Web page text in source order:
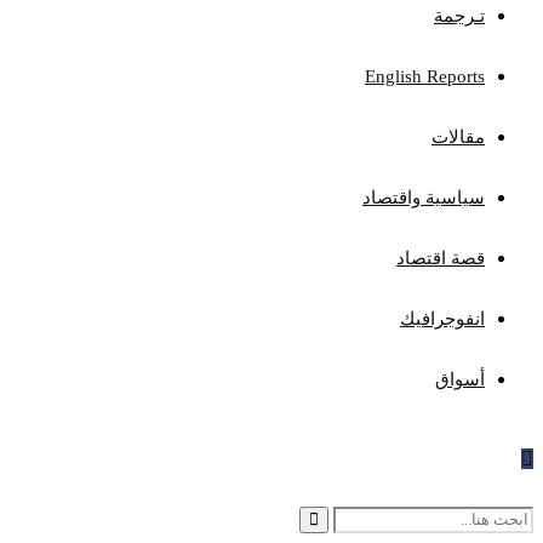
تـرجمة
English Reports
مقالات
سياسية واقتصاد
قصة اقتصاد
انفوجرافيك
أسواق
Search
Search